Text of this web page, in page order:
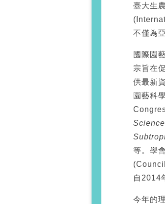
臺大生
不僅為
國際園
宗旨在
供最新
園藝科
等。學
自2014
今年的